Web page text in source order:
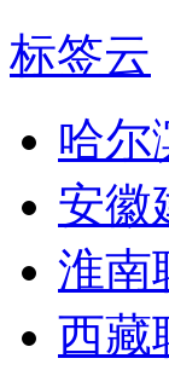
标签云
哈尔
安徽
淮南
西藏